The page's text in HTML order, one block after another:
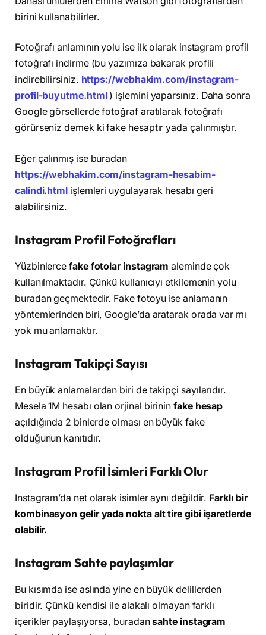
birini kullanabilirler.
Fotoğrafı anlamının yolu ise ilk olarak instagram profil
fotoğrafı indirme (bu yazımıza bakarak profili
indirebilirsiniz. https://webhakim.com/instagram-
profil-buyutme.html ) işlemini yaparsınız. Daha sonra
Google görsellerde fotoğraf aratılarak fotoğrafı
görürseniz demek ki fake hesaptır yada çalınmıştır.
Eğer çalınmış ise buradan
https://webhakim.com/instagram-hesabim-
calindi.html işlemleri uygulayarak hesabı geri
alabilirsiniz.
Instagram Profil Fotoğrafları
Yüzbinlercefake fotolar instagram aleminde çok
kullanılmaktadır. Çünkü kullanıcıyı etkilemenin yolu
buradan geçmektedir. Fake fotoyu ise anlamanın
yöntemlerinden biri, Google’da aratarak orada var mı
yok mu anlamaktır.
Instagram Takipçi Sayısı
En büyük anlamalardan biri de takipçi sayılarıdır.
Mesela 1M hesabı olan orjinal birinin fake hesap
açıldığında 2 binlerde olması en büyük fake
olduğunun kanıtıdır.
Instagram Profil İsimleri Farklı Olur
Instagram’da net olarak isimler aynı değildir. Farklı bir
kombinasyon gelir yada nokta alt tire gibi işaretlerde
olabilir.
Instagram Sahte paylaşımlar
Bu kısımda ise aslında yine en büyük delillerden
biridir. Çünkü kendisi ile alakalı olmayan farklı
içerikler paylaşıyorsa, buradansahte instagram